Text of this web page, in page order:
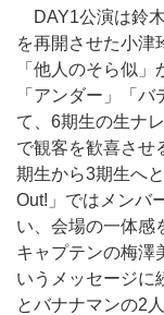
DAY1公演は鈴
を再開させた小津
「他人のそら似
「アンダー」「
て、6期生の生ナ
で観客を歓喜させ
期生から3期生へ
Out!」ではメンバ
い、会場の一体感
キャプテンの梅澤
いうメッセージに
とバナナマンの2